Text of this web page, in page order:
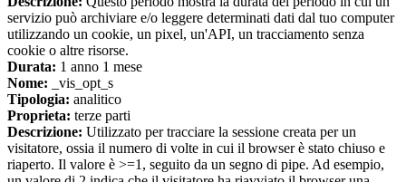
servizio può archiviare e/o leggere determinati dati dal tuo computer
utilizzando un cookie, un pixel, un'API, un tracciamento senza
cookie o altre risorse.
Durata: 1 anno 1 mese
Nome: _vis_opt_s
Tipologia: analitico
Proprieta: terze parti
Descrizione: Utilizzato per tracciare la sessione creata per un
visitatore, ossia il numero di volte in cui il browser è stato chiuso e
riaperto. Il valore è >=1, seguito da un segno di pipe. Ad esempio,